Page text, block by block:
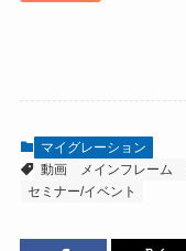
マイグレーション
動画
メインフレーム
セミナー/イベント